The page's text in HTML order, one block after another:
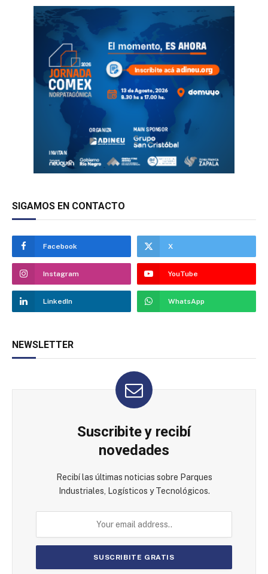
SIGAMOS EN CONTACTO
Facebook X
Instagram YouTube
LinkedIn WhatsApp
NEWSLETTER
Suscribite y recibí
novedades
Recibí las últimas noticias sobre Parques
Industriales, Logísticos y Tecnológicos.